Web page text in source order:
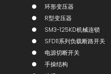
环形变压器
R型变压器
SM3-125KD机械连锁
SFD11系列负载断路开关
电源切断开关
手操结构